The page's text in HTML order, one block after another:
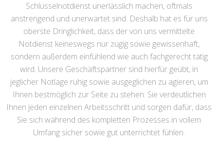
Schlüsselnotdienst unerlässlich machen, oftmals
anstrengend und unerwartet sind. Deshalb hat es für uns
oberste Dringlichkeit, dass der von uns vermittelte
Notdienst keineswegs nur zügig sowie gewissenhaft,
sondern außerdem einfühlend wie auch fachgerecht tätig
wird. Unsere Geschäftspartner sind hierfür geübt, in
jeglicher Notlage ruhig sowie ausgeglichen zu agieren, um
Ihnen bestmöglich zur Seite zu stehen. Sie verdeutlichen
Ihnen jeden einzelnen Arbeitsschritt und sorgen dafür, dass
Sie sich während des kompletten Prozesses in vollem
Umfang sicher sowie gut unterrichtet fühlen.